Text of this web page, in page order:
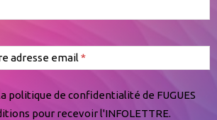
adresse email
politique de confidentialité de FUGUES
pour recevoir l'INFOLETTRE.